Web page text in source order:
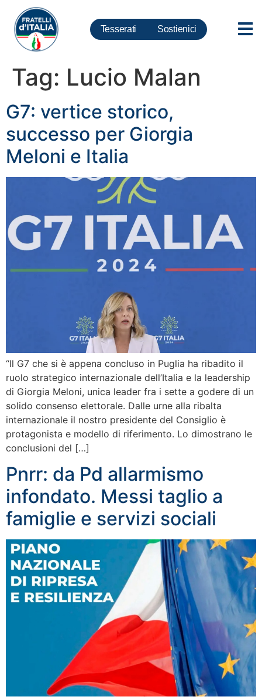
Tesserati Sostienici
Tag: Lucio Malan
G7: vertice storico,
successo per Giorgia
Meloni e Italia
“Il G7 che si è appena concluso in Puglia ha ribadito il
ruolo strategico internazionale dell’Italia e la leadership
di Giorgia Meloni, unica leader fra i sette a godere di un
solido consenso elettorale. Dalle urne alla ribalta
internazionale il nostro presidente del Consiglio è
protagonista e modello di riferimento. Lo dimostrano le
conclusioni del […]
Pnrr: da Pd allarmismo
infondato. Messi taglio a
famiglie e servizi sociali